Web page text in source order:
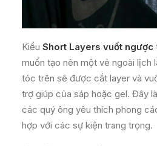
Kiểu Short Layers vuốt ngược
muốn tạo nên một vẻ ngoài lịch
tóc trên sẽ được cắt layer và
trợ giúp của sáp hoặc gel. Đây
các quý ông yêu thích phong
hợp với các sự kiện trang trọng.